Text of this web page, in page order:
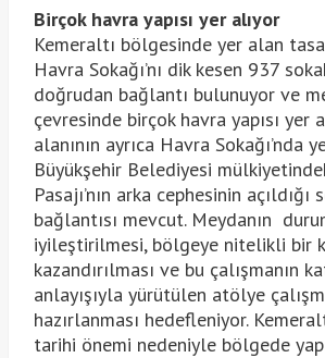
Birçok havra yapısı yer alıyor
Kemeraltı bölgesinde yer alan
Havra Sokağı’nı dik kesen 937
doğrudan bağlantı bulunuyor ve
çevresinde birçok havra yapısı yer
alanının ayrıca Havra Sokağı’nda
Büyükşehir Belediyesi
Pasajı’nın arka cephesinin açıldığı
bağlantısı mevcut. Meydanın
iyileştirilmesi, bölgeye nitelikli bir
kazandırılması ve bu çalışmanın
anlayışıyla yürütülen atölye
hazırlanması hedefleniyor.
tarihi önemi nedeniyle bölgede